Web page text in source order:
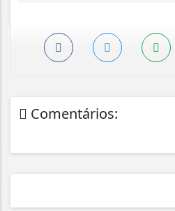
Comentários: